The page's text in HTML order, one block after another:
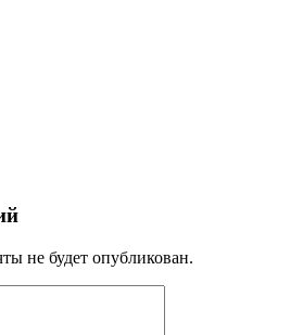
не будет опубликован.